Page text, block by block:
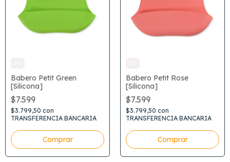
Babero Petit Green
[Silicona]
$7.599
$3.799,50 con
TRANSFERENCIA BANCARIA
Babero Petit Rose
[Silicona]
$7.599
$3.799,50 con
TRANSFERENCIA BANCARIA